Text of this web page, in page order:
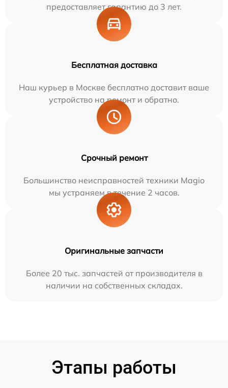
предоставляет гарантию до 3 лет.
Бесплатная доставка
Наш курьер в Москве бесплатно доставит ваше
устройство на ремонт и обратно.
Срочный ремонт
Большинство неисправностей техники Magio
мы устраняем в течение 2 часов.
Оригинальные запчасти
Более 20 тыс. запчастей от производителя в
наличии на собственных складах.
Этапы работы